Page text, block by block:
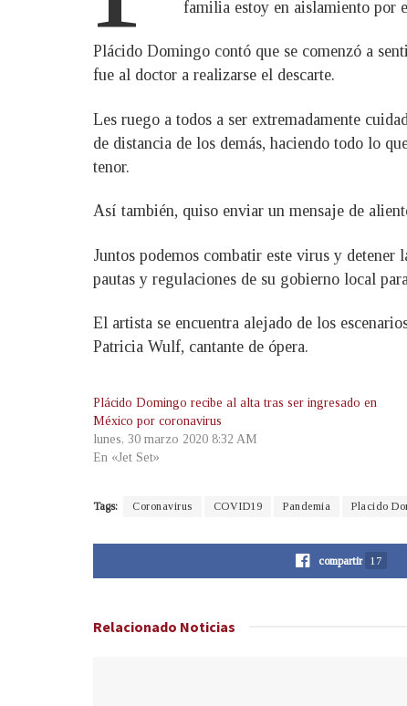
familia estoy en aislamiento por
Plácido Domingo contó que se comenzó a
fue al doctor a realizarse el descarte.
Les ruego a todos a ser extremadamente
de distancia de los demás, haciendo todo lo
tenor.
Así también, quiso enviar un mensaje de
Juntos podemos combatir este virus y
pautas y regulaciones de su gobierno local
El artista se encuentra alejado de los
Patricia Wulf, cantante de ópera.
Plácido Domingo recibe al alta tras ser ingresado en
México por coronavirus
lunes, 30 marzo 2020 8:32 AM
En «Jet Set»
Tags: Coronavirus COVID19 Pandemia Placido
compartir 17
Relacionado Noticias